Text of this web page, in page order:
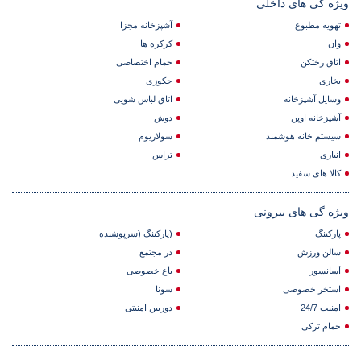
ویژه گی های داخلی
تهویه مطبوع
آشپزخانه مجزا
وان
کرکره ها
اتاق رختکن
حمام اختصاصی
بخاری
جکوزی
وسایل آشپزخانه
اتاق لباس شویی
آشپزخانه اوپن
دوش
سیستم خانه هوشمند
سولاریوم
انباری
تراس
کالا های سفید
ویژه گی های بیرونی
پارکینگ
(پارکینگ (سرپوشیده
سالن ورزش
در مجتمع
آسانسور
باغ خصوصی
استخر خصوصی
سونا
امنیت 24/7
دوربین امنیتی
حمام ترکی